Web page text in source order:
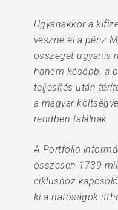
Ugyanakkor a
veszne el a pénz
összeget ugyanis
hanem később, a
teljesítés után
a magyar
rendben találnak.
A Portfolio
összesen 1739
ciklushoz
ki a hatóságok